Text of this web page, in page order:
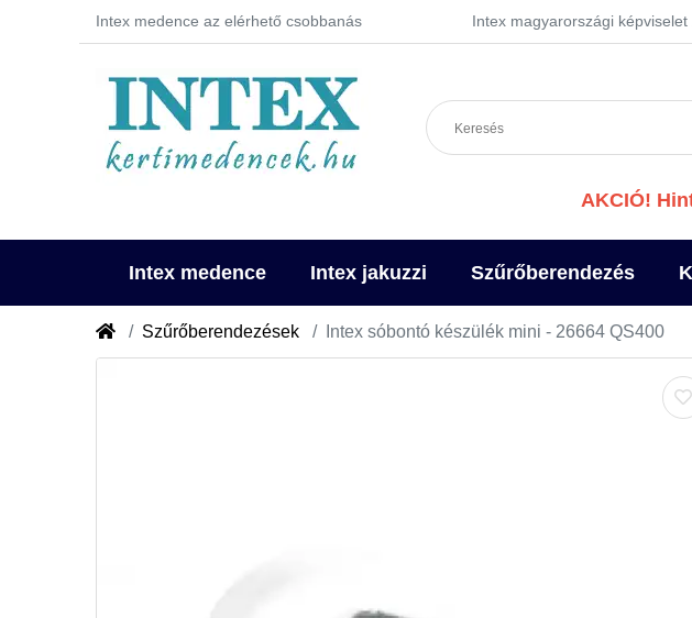
Intex medence az elérhető csobbanás Intex magyarországi képviselet
AKCIÓ!
Intex medence Intex jakuzzi Szűrőberendezés
Szűrőberendezések Intex sóbontó készülék mini - 26664 QS400